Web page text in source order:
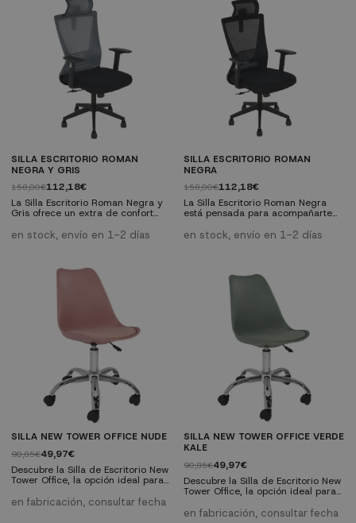
Características técnicas:- Tipo:
silla de escritorio giratoria-
Colores: blanco y gris- Respaldo:
diseño ergonómico...
Características técnicas:- Tipo:
silla de escritorio giratoria-
Colores: gris y negro- Respaldo:
diseño ergonómico...
SILLA ESCRITORIO ROMAN
NEGRA Y GRIS
158,00€112,18€
La Silla Escritorio Roman Negra y
Gris ofrece un extra de confort
estudio gracias a su asiento
acolchado y respaldo ergonómico.
un acabado moderno y práctico.
Características técnicas:- Tipo:
silla de escritorio giratoria-
Colores: negro y gris- Respaldo:...
en stock, envío en 1-2 días
SILLA ESCRITORIO ROMAN
NEGRA
158,00€112,18€
La Silla Escritorio Roman Negra
está pensada para acompañarte
con comodidad. Su asiento
acolchado, el respaldo
movilidad fluida frente al
escritorio. Características
técnicas:- Tipo: silla de escritorio
giratoria- Color: negro- Respaldo:
diseño ergonómico en...
en stock, envío en 1-2 días
SILLA NEW TOWER OFFICE NUDE
90,85€49,97€
Descubre la Silla de Escritorio New
Tower Office, la opción ideal para
ergonómica cuenta con un asiento
tapizado en polipiel, 5 patas
en fabricación, consultar fecha
SILLA NEW TOWER OFFICE VERDE
KALE
90,85€49,97€
Descubre la Silla de Escritorio New
Tower Office, la opción ideal para
ergonómica cuenta con un asiento
en fabricación, consultar fecha